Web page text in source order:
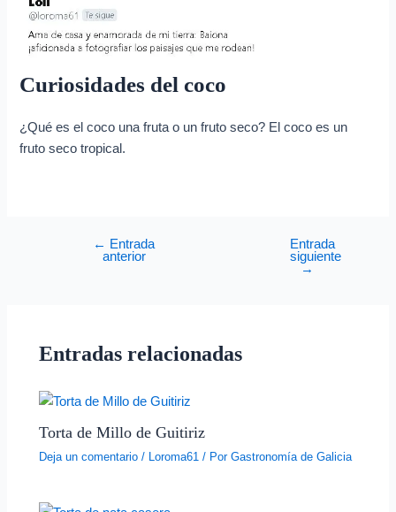
Curiosidades del coco
¿Qué es el coco una fruta o un fruto seco? El coco es un
fruto seco tropical.
← Entrada
anterior
Entrada
siguiente
→
Entradas relacionadas
Torta de Millo de Guitiriz
Deja un comentario / Loroma61 / PorGastronomía de Galicia